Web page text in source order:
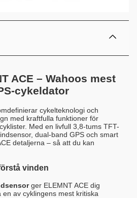
ACE – Wahoos mest
cykeldator
cykelteknologi och
med kraftfulla funktioner för
Med en livfull 3,8-tums TFT-
dual-band GPS och smart
detaljerna – så att du kan
vinden
ger ELEMNT ACE dig
av cyklingens mest kritiska